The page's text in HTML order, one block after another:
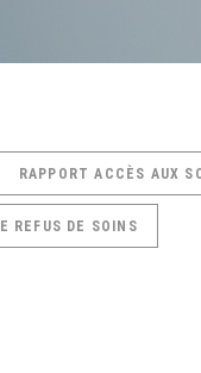
RAPPORT ACCÈS AUX
REFUS DE SOINS